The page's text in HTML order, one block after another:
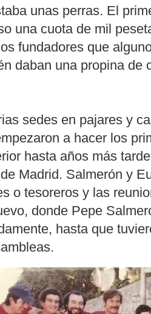
unas perras. El
una cuota de mil
fundadores que
daban una propina de
sedes en pajares y
a hacer los
hasta años más
Madrid. Salmerón y
o tesoreros y las
donde Pepe
hasta que